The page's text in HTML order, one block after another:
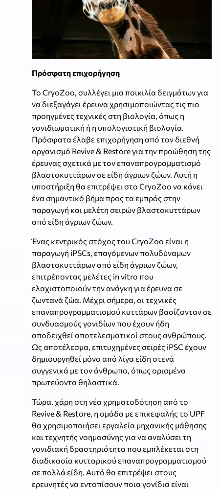
Πρόσφατη επιχορήγηση
Το CryoZoo, συλλέγει μια ποικιλία δειγμάτων για
να διεξαγάγει έρευνα χρησιμοποιώντας τις πιο
προηγμένες τεχνικές στη βιολογία, όπως η
γονιδιωματική ή η υπολογιστική βιολογία.
Πρόσφατα έλαβε επιχορήγηση από τον διεθνή
οργανισμό Revive & Restore για την προώθηση της
έρευνας σχετικά με τον επαναπρογραμματισμό
βλαστοκυττάρων σε είδη άγριων ζώων. Αυτή η
υποστήριξη θα επιτρέψει στο CryoZoo να κάνει
ένα σημαντικό βήμα προς τα εμπρός στην
παραγωγή και μελέτη σειρών βλαστοκυττάρων
από είδη άγριων ζώων.
Ένας κεντρικός στόχος του CryoZoo είναι η
παραγωγή iPSCs, επαγόμενων πολυδύναμων
βλαστοκυττάρων από είδη άγριων ζώων,
επιτρέποντας μελέτες in vitro που
ελαχιστοποιούν την ανάγκη για έρευνα σε
ζωντανά ζώα. Μέχρι σήμερα, οι τεχνικές
επαναπρογραμματισμού κυττάρων βασίζονταν σε
συνδυασμούς γονιδίων που έχουν ήδη
αποδειχθεί αποτελεσματικοί στους ανθρώπους.
Ως αποτέλεσμα, επιτυχημένες σειρές iPSC έχουν
δημιουργηθεί μόνο από λίγα είδη στενά
συγγενικά με τον άνθρωπο, όπως ορισμένα
πρωτεύοντα θηλαστικά.
Τώρα, χάρη στη νέα χρηματοδότηση από το
Revive & Restore, η ομάδα με επικεφαλής το UPF
θα χρησιμοποιήσει εργαλεία μηχανικής μάθησης
και τεχνητής νοημοσύνης για να αναλύσει τη
γονιδιακή δραστηριότητα που εμπλέκεται στη
διαδικασία κυτταρικού επαναπρογραμματισμού
σε πολλά είδη. Αυτό θα επιτρέψει στους
ερευνητές να εντοπίσουν ποια γονίδια είναι